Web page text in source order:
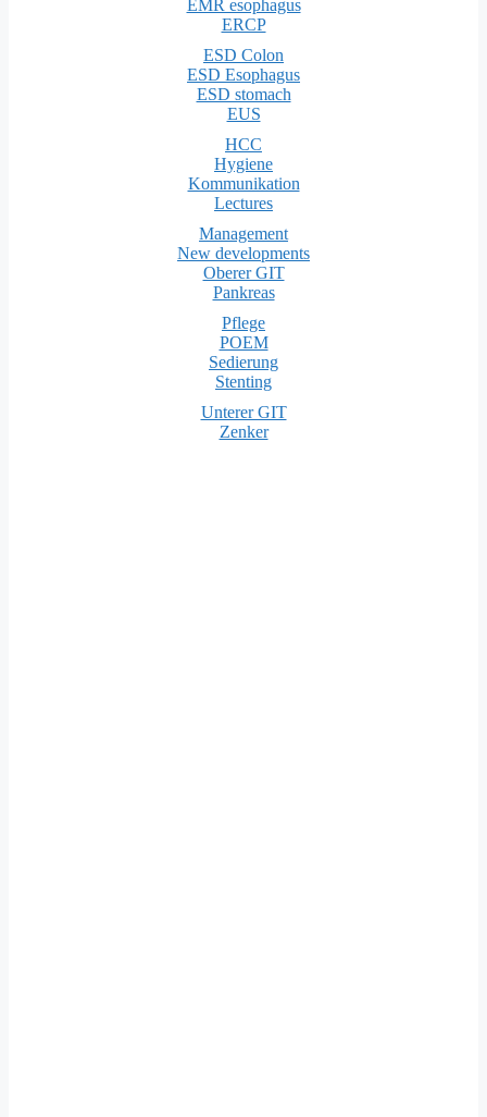
EMR esophagus
ERCP
ESD Colon
ESD Esophagus
ESD stomach
EUS
HCC
Hygiene
Kommunikation
Lectures
Management
New developments
Oberer GIT
Pankreas
Pflege
POEM
Sedierung
Stenting
Unterer GIT
Zenker